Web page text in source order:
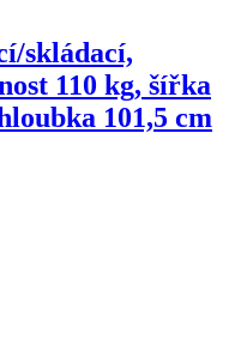
skládací,
110 kg, šířka
101,5 cm